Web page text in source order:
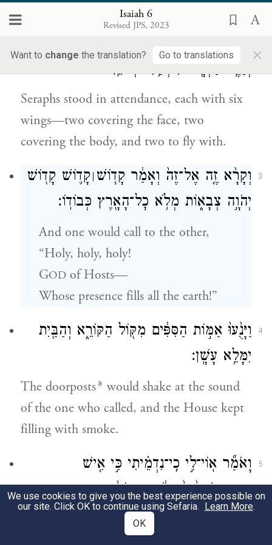
Isaiah 6
Revised JPS, 2023
Want to change the translation? Go to translations ×
שְׂרָפִ֨ים עֹמְדִ֤ים
מִמַּ֙עַל֙ ל֔וֹ שֵׁ֧שׁ כְּנָפַ֛יִם שֵׁ֥שׁ
יְכַסֶּ֥ה רַגְלָ֖יו וּבִשְׁתַּ֥יִם יְעוֹפֵֽף׃
Seraphs stood in attendance, each with six
wings—two covering the face, two
covering the body, and two to fly with.
3 וְקָרָ֨א זֶ֤ה אֶל־זֶה֙ וְאָמַ֔ר קָד֧וֹשׁ ׀קָד֛וֹשׁ קָד֖וֹשׁ
יְהֹוָ֣ה צְבָא֑וֹת מְלֹ֥א כׇל־הָאָ֖רֶץ כְּבוֹדֽוֹ׃
And one would call to the other,
“Holy, holy, holy!
GOD of Hosts—
Whose presence fills all the earth!”
4
וַיָּנֻ֙עוּ֙ אַמּ֣וֹת הַסִּפִּ֔ים מִקּ֖וֹל הַקּוֹרֵ֑א וְהַבַּ֖יִת
יִמָּלֵ֥א עָשָֽׁן׃
The doorposts a would shake at the sound
of the one who called, and the House kept
filling with smoke.
5
וָאֹמַ֞ר אֽוֹי־לִ֣י כִֽי־נִדְמֵ֗יתִי כִּ֣י אִ֤ישׁ
טְמֵֽא־שְׂפָתַ֙יִם֙ אָנֹ֔כִי וּבְתוֹךְ֙ עַם־טְמֵ֣א
שְׂפָתַ֔יִם אָנֹכִ֖י יוֹשֵׁ֑ב כִּ֗י אֶת־הַמֶּ֛לֶךְ יְהֹוָ֥ה
We use cookies to give you the best experience possible on
our site. Click OK to continue using Sefaria. Learn More.
OK